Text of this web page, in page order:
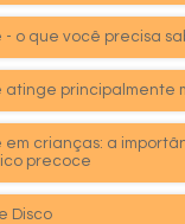
- o que você precisa
atinge principalmente
em crianças: a
precoce
Disco